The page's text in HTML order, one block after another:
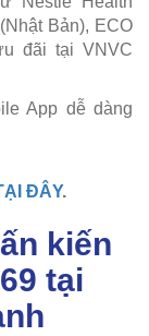
Bản), ECO
đãi tại VNVC
App dễ dàng
ĐÂY.
kiến
tại